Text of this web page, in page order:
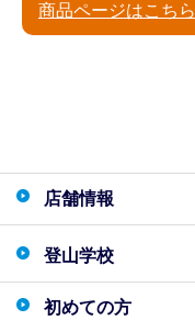
商品ページはこちら
店舗情報
登山学校
初めての方